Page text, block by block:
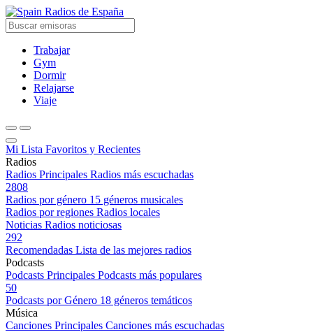
Radios de España
Trabajar
Gym
Dormir
Relajarse
Viaje
Mi Lista Favoritos y Recientes
Radios
Radios Principales Radios más escuchadas
2808
Radios por género 15 géneros musicales
Radios por regiones Radios locales
Noticias Radios noticiosas
292
Recomendadas Lista de las mejores radios
Podcasts
Podcasts Principales Podcasts más populares
50
Podcasts por Género 18 géneros temáticos
Música
Canciones Principales Canciones más escuchadas